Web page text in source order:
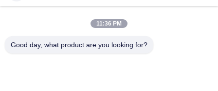
Penetrantonderzoek
Ultrasoon diktemeter
11:36 PM
Good day, what product are you looking for?